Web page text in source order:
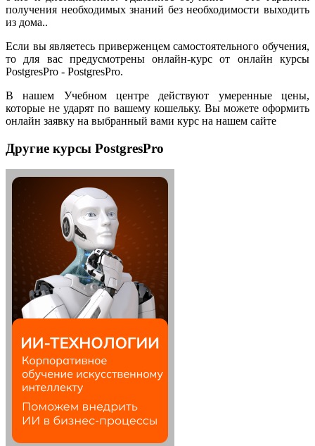
получения необходимых знаний без необходимости выходить
из дома..
Если вы являетесь приверженцем самостоятельного обучения,
то для вас предусмотрены онлайн-курс от онлайн курсы
PostgresPro - PostgresPro.
В нашем Учебном центре действуют умеренные цены,
которые не ударят по вашему кошельку. Вы можете оформить
онлайн заявку на выбранный вами курс на нашем сайте
Другие курсы PostgresPro